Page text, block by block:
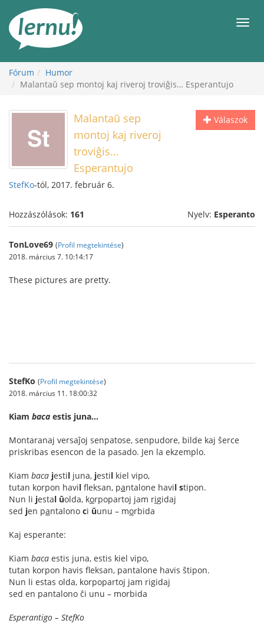
Fórum
Humor
Malantaŭ sep montoj kaj riveroj troviĝis… Esperantujo
Válaszok
Malantaŭ sep
montoj kaj riveroj
troviĝis…
Esperantujo
StefKo-tól, 2017. február 6.
Hozzászólások: 161 Nyelv: Esperanto
TonLove69 (Profil megtekintése)
2018. március 7. 10:14:17
These pictures are pretty.
StefKo (Profil megtekintése)
2018. március 11. 18:00:32
Kiam baca estis juna…
Montaranaj versaĵoj senpatose, senpudore, bilde kaj ŝerce
priskribas esencon de la pasado. Jen la ekzemplo.
Kiam baca jestil juna, jestil kiel vipo,
tutan korpon havil fleksan, pantalone havil stipon.
Nun li jestal ŭolda, korpopartoj jam rigidaj
sed jen pantalono ci ŭunu – morbida
Kaj esperante:
Kiam baca estis juna, estis kiel vipo,
tutan korpon havis fleksan, pantalone havis ŝtipon.
Nun li estas olda, korpopartoj jam rigidaj
sed en pantalono ĉi unu – morbida
Esperantigo – StefKo